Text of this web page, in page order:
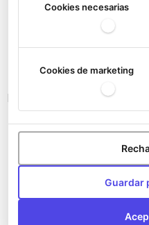
Bandoleras del Athletic Club
Cookies necesarias
Cookies de marketing
Guardar